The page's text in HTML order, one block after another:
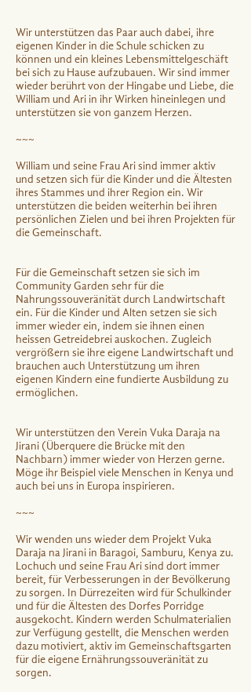
Wir unterstützen das Paar auch dabei, ihre
eigenen Kinder in die Schule schicken zu
können und ein kleines Lebensmittelgeschäft
bei sich zu Hause aufzubauen. Wir sind immer
wieder berührt von der Hingabe und Liebe, die
William und Ari in ihr Wirken hineinlegen und
unterstützen sie von ganzem Herzen.
~~~
William und seine Frau Ari sind immer aktiv
und setzen sich für die Kinder und die Ältesten
ihres Stammes und ihrer Region ein. Wir
unterstützen die beiden weiterhin bei ihren
persönlichen Zielen und bei ihren Projekten für
die Gemeinschaft.
Für die Gemeinschaft setzen sie sich im
Community Garden sehr für die
Nahrungssouveränität durch Landwirtschaft
ein. Für die Kinder und Alten setzen sie sich
immer wieder ein, indem sie ihnen einen
heissen Getreidebrei auskochen. Zugleich
vergrößern sie ihre eigene Landwirtschaft und
brauchen auch Unterstützung um ihren
eigenen Kindern eine fundierte Ausbildung zu
ermöglichen.
Wir unterstützen den Verein Vuka Daraja na
Jirani (Überquere die Brücke mit den
Nachbarn) immer wieder von Herzen gerne.
Möge ihr Beispiel viele Menschen in Kenya und
auch bei uns in Europa inspirieren.
~~~
Wir wenden uns wieder dem Projekt Vuka
Daraja na Jirani in Baragoi, Samburu, Kenya zu.
Lochuch und seine Frau Ari sind dort immer
bereit, für Verbesserungen in der Bevölkerung
zu sorgen. In Dürrezeiten wird für Schulkinder
und für die Ältesten des Dorfes Porridge
ausgekocht. Kindern werden Schulmaterialien
zur Verfügung gestellt, die Menschen werden
dazu motiviert, aktiv im Gemeinschaftsgarten
für die eigene Ernährungssouveränität zu
sorgen.